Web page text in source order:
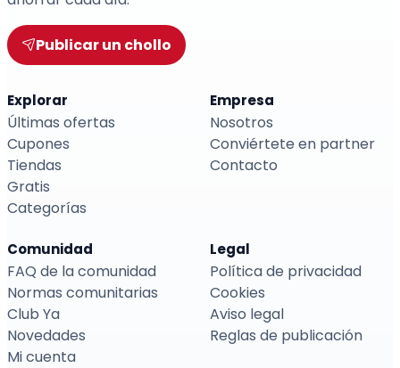
Publicar un chollo
Explorar
Últimas ofertas
Cupones
Tiendas
Gratis
Categorías
Empresa
Nosotros
Conviértete en partner
Contacto
Comunidad
FAQ de la comunidad
Normas comunitarias
Club Ya
Novedades
Mi cuenta
Legal
Política de privacidad
Cookies
Aviso legal
Reglas de publicación